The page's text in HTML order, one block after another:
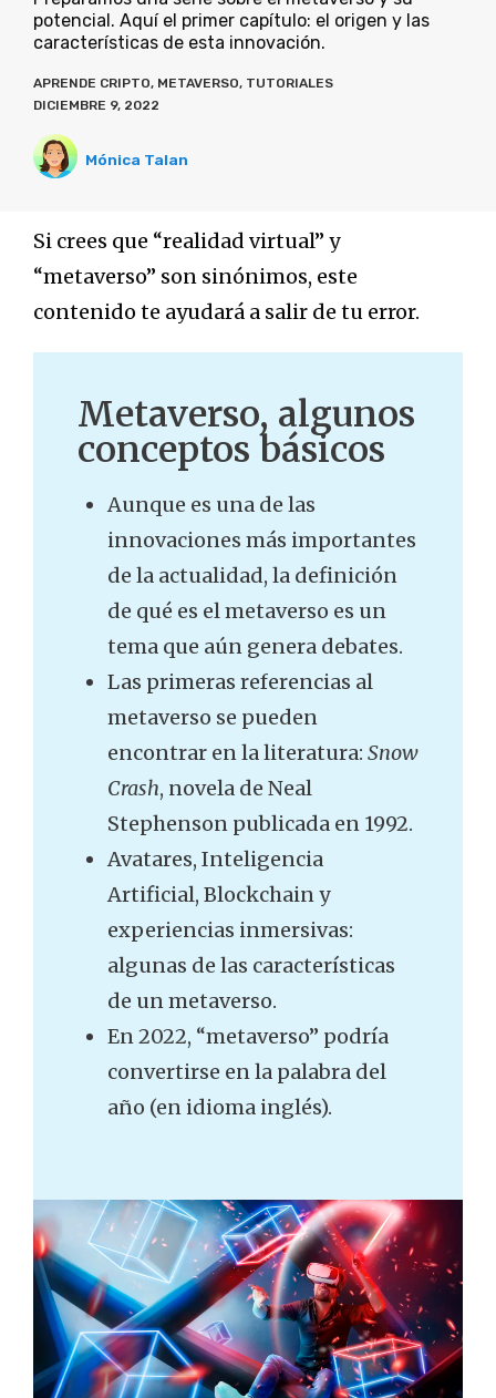
potencial. Aquí el primer capítulo: el origen y las
características de esta innovación.
APRENDE CRIPTO, METAVERSO, TUTORIALES
DICIEMBRE 9, 2022
Mónica Talan
Si crees que “realidad virtual” y
“metaverso” son sinónimos, este
contenido te ayudará a salir de tu error.
Metaverso, algunos
conceptos básicos
Aunque es una de las
innovaciones más importantes
de la actualidad, la definición
de qué es el metaverso es un
tema que aún genera debates.
Las primeras referencias al
metaverso se pueden
encontrar en la literatura: Snow
Crash, novela de Neal
Stephenson publicada en 1992.
Avatares, Inteligencia
Artificial, Blockchain y
experiencias inmersivas:
algunas de las características
de un metaverso.
En 2022, “metaverso” podría
convertirse en la palabra del
año (en idioma inglés).